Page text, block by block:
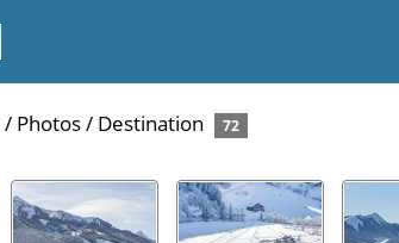
/ Photos/ Destination 72